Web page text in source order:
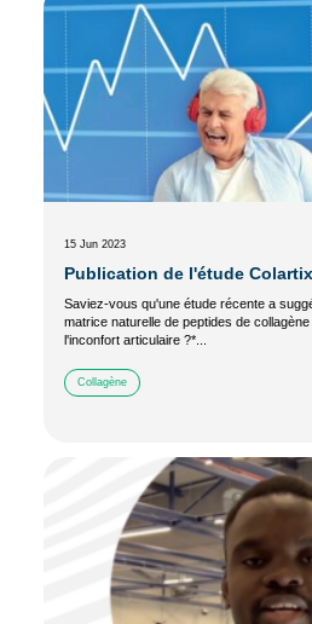
15 Jun 2023
Publication de l'étude Colartix
Saviez-vous qu'une étude récente a
matrice naturelle de peptides de
l'inconfort articulaire ?*...
Collagène